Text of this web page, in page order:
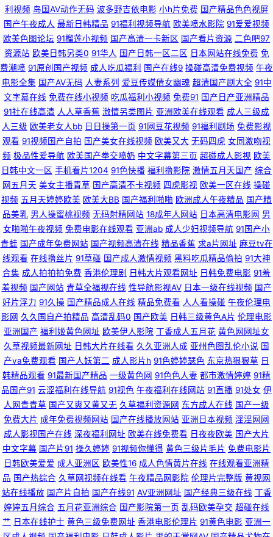
产日韩欧美福利导航 91网址免费观看视频 人妻丝袜二区 91熊猫视频 久久福
利社 大香蕉92 亚洲AV超碰资源站 豆花黑料导航 久热大香蕉 色色啪啪91 91
草美女 成人网站在线看 超碰在线最97 久久综合国产自拍 色婷婷色播播色婷
婷 传媒91福利 男女男啪啪啪 九九色色 91超碰在线内射 日韩97 91大神啪视
频 欧美人妖撸管 91社区试看一分钟 国产日韩欧美另类中文 www激情五月婷
婷 国产美女 日韩欧美女同 四虎乱轮 国产视频这里有 91性爰视频 欧美恋足网
站 中文字幕自拍一区 97超碰草草 深爱五月天激情 97欧美人妻一区二区 丝袜
足交射精 97色永久 午夜国产老熟女 传媒免费版91 国产精品久久中文字 先锋
影音资源AV站 91网页在线观看 韩国色网深爱网 91白丝尤物 国产96视频网站
探花视频91 99福利网 日韩操B视频 免费阿Ⅴ 狠狠日综合网 91啪视频网站 欧
美不卡成人在线 91专区在线 欧美专区线路一 avttAV51 久91c 亚洲视频国产
ts 91香蕉综合操网 亚洲主播国产 久久艹精品在线 91蜜臀在线观看入口 日本
一级免费影片 91伊人超碰在线 人人爽爽91 91伪娘网站 日韩无码第6页 精品
人妻久久精 91视频精选 色悠悠手机综合网 东京热导航大乱 影音先锋人妻资
源 黄香蕉网 91传播媒mv 黄色91 91超碰人人澡人人妻 午夜影院体验区 国产
内射在线一区 91性免费视频 亚洲一二区 激情综合网激情九月 91大神精品丝
袜女神 久草久草热资源 91免费在线观看高清 www五月天丁香社区 日朝精品
利视频 岛国AV动作无码 波多野吉依电影 小h片免费 国产精品色色视屏
国产午夜成人 最新日韩精品 91福利视频导航 欧美喷水影院 91爱爱视频
欧美色图论坛 91榴莲小视频 国产高清一卡新区 国产看片资源 二色吧97
资源站 欧美日韩另类0 91华人 国产日韩一区二区 日本网站在线免费 免
费潮喷 91原创国产视频 成人吃瓜福利 国产在线9 操碰高清免费视频 午夜
电影全集 国产AV无码 人妻系列 爱豆传媒倩女幽魂 超清国产剧大全 91中
文字幕在线 免费在线小视频 吃瓜福利小视频 免费91 国产日产亚洲精品
91社在线高清 人人草香蕉 激情另类图片 亚洲欧美在线观看 成人三级成
人三级 欧美老女人bb 日日操第一页 91网豆花视频 91福利剧场 免费影视
观看 91视频国产自拍 国产美女在线视频 欧美又大 无码四虎 女同激吻视
频 极品性爱导航 欧美国产拳交喷奶 中文字幕第三页 超碰成人影视 欧美
日韩中文一区 手机看片1204 91色快播 福利撸影院 激情五月天国产 综合
网五月天 美女主播青草 国产高清不卡视频 四虎影视 欧美一区在线 操碰
视频 五月天婷婷欧美 欧美大BB 国产福利啪啪 欧洲成人午夜精品 国产精
品美乳 男人操蜜桃视频 无码射精网站 18成年人网站 日本高清电影网 男
女啪啪午夜视频 免费电影在线观看 亚洲ab 成人少妇视频导航 91国产小
青蛙 国产成年免费网站 国产视频高清在线 精品香蕉 求a片网址 麻豆tv在
线观看 在线撸丝片 91草碰 国产成人激情视频 黑料吃瓜精品偷拍 91大神
合集 成人拍拍拍免费 香港伦理剧 日韩大片观看网址 日韩免费电影 91羞
羞视频 国产网站 青草全福视在线 性导航影视AV 日本一级在线视频 国产
好片浮力 91久操 国产精品成人在线 精品免费看 人人看操碰 午夜伦理电
影网 久久国自产拍精品 高清乱码0 国产欧美 日韩三级黄色A片 伦理电影
亚洲国产 福利姬黄色网址 欧美伊人影院 丁香成人五月花 黄色网网址女
久草视频最新网址 日韩大片在线看 久久亚洲人成 亚州色图乱伦小说 国
产va免费观看 国产人妖第二 成人影片h 91色婷婷瑟色 东京热狠狠草 日
韩精品观看 91最新国产精品 一级黄色网 91色色人妻 都市激情婷婷 91精
品国产91 云涩福利在线导航 91视色 午夜福利在线网站 91直播 91处女 伊
人网青青草 国产又爽又黄又无 久草福利资源网 东方成人在线 国产一级
免费大片 成年免费视频网站 国产在线播放网站 亚洲日本视频 淫淫网网
成人影视国产在线 深夜福利网址 欧美在线免费看 日夜夜欧美 国产大片
中文字幕 国产片91 操久婷婷 91视频你懂得 黄色三级片毛片 免费电影片
日韩欧美爱爱 成人亚洲区 欧美性16 成人色情黄片在线 在线观看亚洲精
品 国产热综合 久草网视频在线看 午夜精品网影院 伦理片完整版 黄视网
站在线播放 国产片自拍 国产在线91 AV亚洲网址 国产经典三级在线 丁香
婷婷五月综合 五月花亚洲综合 国产影院第一页 乱码欧美孕交 超碰在线
艹 日本在线护士 黄色三级免费网址 香港电影伦理片 91黄色电影 亚洲一